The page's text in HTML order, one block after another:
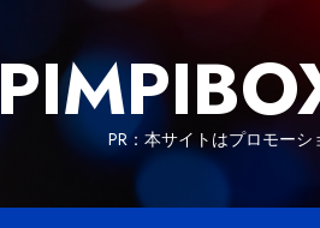
content
PR：本サイトはプロモー